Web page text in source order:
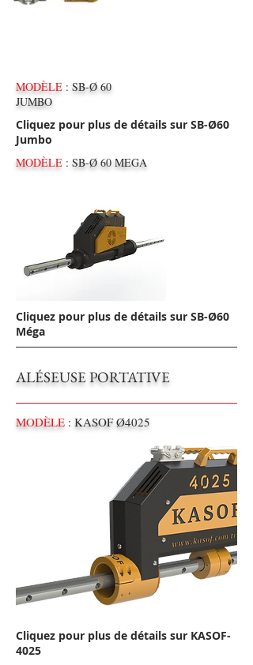
MODÈLE : SB-Ø 60
JUMBO
Cliquez pour plus de détails sur SB-Ø60
Jumbo
MODÈLE : SB-Ø 60 MEGA
Cliquez pour plus de détails sur SB-Ø60
Méga
ALÉSEUSE PORTATIVE
MODÈLE : KASOF Ø4025
Cliquez pour plus de détails sur KASOF-
4025